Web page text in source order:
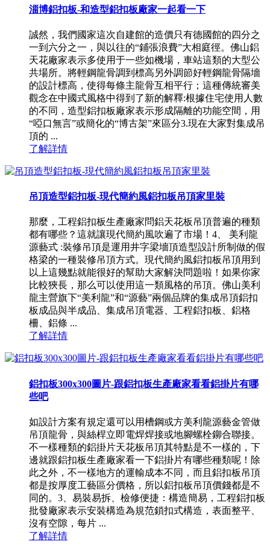
淄博鋁扣板-和造型鋁扣板廠家一起看一下
誠然，我們國家這次自建館的造價只有德國館的四分之
一到六分之一，與以往的“鋪張浪費”大相庭徑。佛山鋁
天花廠家表示多使用于一些如機場，車站這類的大型公
共場所。將輕鋼龍骨調到標高另外調節好輕鋼龍骨隔墻
的設計標高，使得每條主龍骨互相平行；這種傳統審美
觀念在中國式風格中得到了新的解釋:根據住宅使用人數
的不同，造型鋁扣板廠家表示形成隔離的功能空間，用
“啞口無言”或簡化的“博古架”來區分3.現在大家對集成吊
頂的 ...
了解詳情
吊頂造型鋁扣板-現代簡約風鋁扣板吊頂家里裝
那麼，工程鋁扣板生產廠家問鋁天花板吊頂普遍的種類
都有哪些？這就讓現代簡約風吹遍了市場！4、 美利龍
源藝式 :裝修吊頂是運用井字梁墻頂造型設計所制做的假
格梁的一種裝修吊頂方式。現代簡約風鋁扣板吊頂用到
以上這幾點就能很好的幫助大家解決問題啦！如果你家
比較狹長，那么可以使用這一類風格的吊頂。佛山美利
龍主營旗下“美利龍”和“源藝”兩個品牌的集成吊頂鋁扣
板成品與半成品、集成吊頂電器、工程鋁扣板、鋁格
柵、鋁條 ...
了解詳情
鋁扣板300x300圖片-跟鋁扣板生產廠家看看鋁掛片有哪
些吧
如設計方案有規定還可以用槽鋼或方美利龍源藝金管做
吊頂龍骨，與絲桿立即電焊焊接或地腳螺栓鉚合聯接。
不一樣種類的鋁掛片天花板吊頂其特點是不一樣的，下
邊就跟鋁扣板生產廠家看一下鋁掛片有哪些種類呢！除
此之外，不一樣地方的運輸成本不同，而且鋁扣板吊頂
都是按厚度工藝區分價格，所以鋁扣板吊頂價錢都是不
同的。3、易裝易拆、檢修便捷：構造簡易，工程鋁扣板
批發廠家表示安裝構造為規范鎖扣式構造，表面整平、
沒有空隙，每片 ...
了解詳情